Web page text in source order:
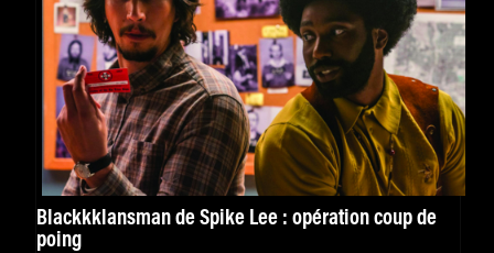
Blackkklansman de Spike Lee : opération coup de
poing